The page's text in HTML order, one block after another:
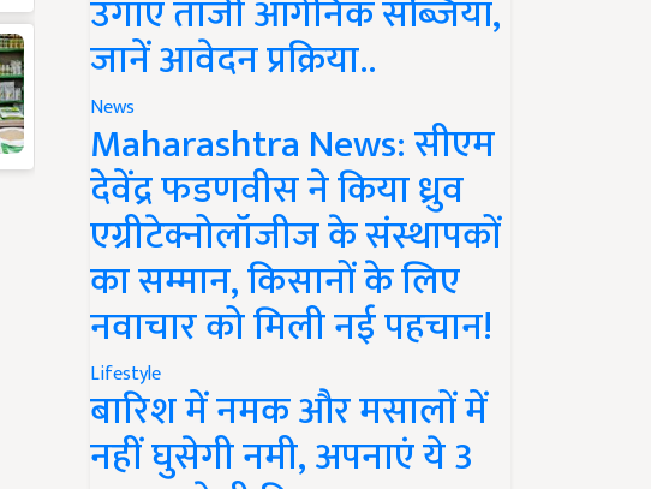
उगाएं ताजी ऑर्गेनिक सब्जियां,
जानें आवेदन प्रक्रिया..
News
Maharashtra News: सीएम
देवेंद्र फडणवीस ने किया ध्रुव
एग्रीटेक्नोलॉजीज के संस्थापकों
का सम्मान, किसानों के लिए
नवाचार को मिली नई पहचान!
Lifestyle
बारिश में नमक और मसालों में
नहीं घुसेगी नमी, अपनाएं ये 3